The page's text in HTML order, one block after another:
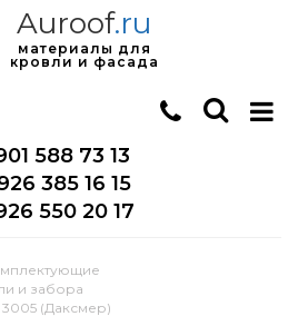
Auroof.ru
материалы для
кровли и фасада
588 73 13
385 16 15
550 20 17
и забора
3005 (Даксмер)